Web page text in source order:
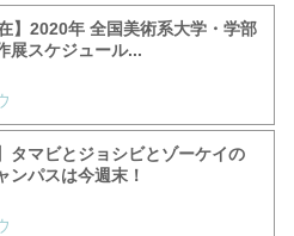
】2020年 全国美術系大学・学部
展スケジュール...
タマビとジョシビとゾーケイの
ンパスは今週末！